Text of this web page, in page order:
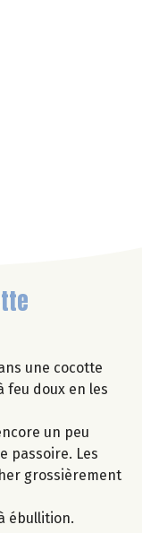
une cocotte
feu doux en les
un peu
passoire. Les
grossièrement
ébullition.